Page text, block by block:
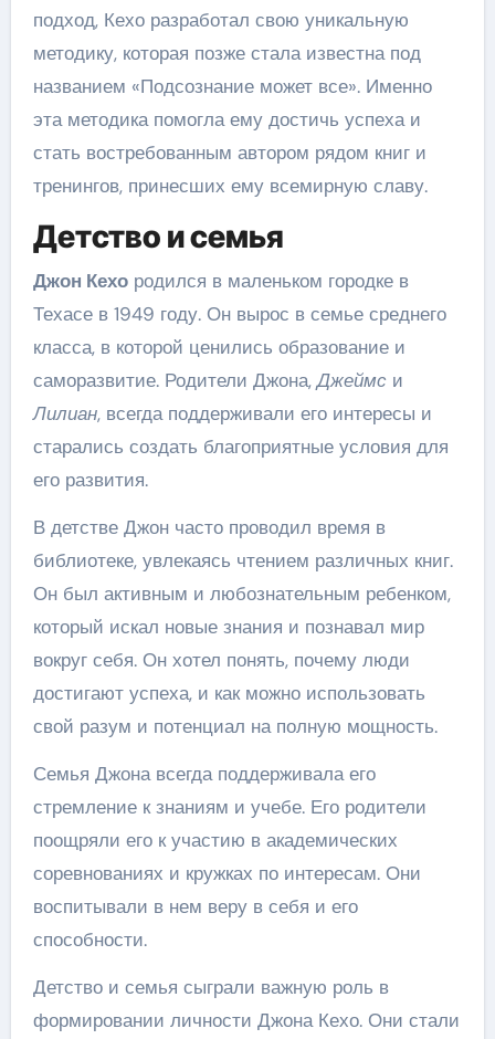
подход, Кехо разработал свою уникальную
методику, которая позже стала известна под
названием «Подсознание может все». Именно
эта методика помогла ему достичь успеха и
стать востребованным автором рядом книг и
тренингов, принесших ему всемирную славу.
Детство и семья
Джон Кехородился в маленьком городке в
Техасе в 1949 году. Он вырос в семье среднего
класса, в которой ценились образование и
саморазвитие. Родители Джона,Джеймси
Лилиан, всегда поддерживали его интересы и
старались создать благоприятные условия для
его развития.
В детстве Джон часто проводил время в
библиотеке, увлекаясь чтением различных книг.
Он был активным и любознательным ребенком,
который искал новые знания и познавал мир
вокруг себя. Он хотел понять, почему люди
достигают успеха, и как можно использовать
свой разум и потенциал на полную мощность.
Семья Джона всегда поддерживала его
стремление к знаниям и учебе. Его родители
поощряли его к участию в академических
соревнованиях и кружках по интересам. Они
воспитывали в нем веру в себя и его
способности.
Детство и семья сыграли важную роль в
формировании личности Джона Кехо. Они стали